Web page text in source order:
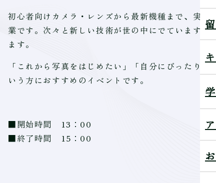
初心者向けカメラ・レンズから最新機種まで、実
業です。次々と新しい技術が世の中にでています
ます。
「これから写真をはじめたい」「自分にぴったり
いう方におすすめのイベントです。
■開始時間 13：00
■終了時間 15：00